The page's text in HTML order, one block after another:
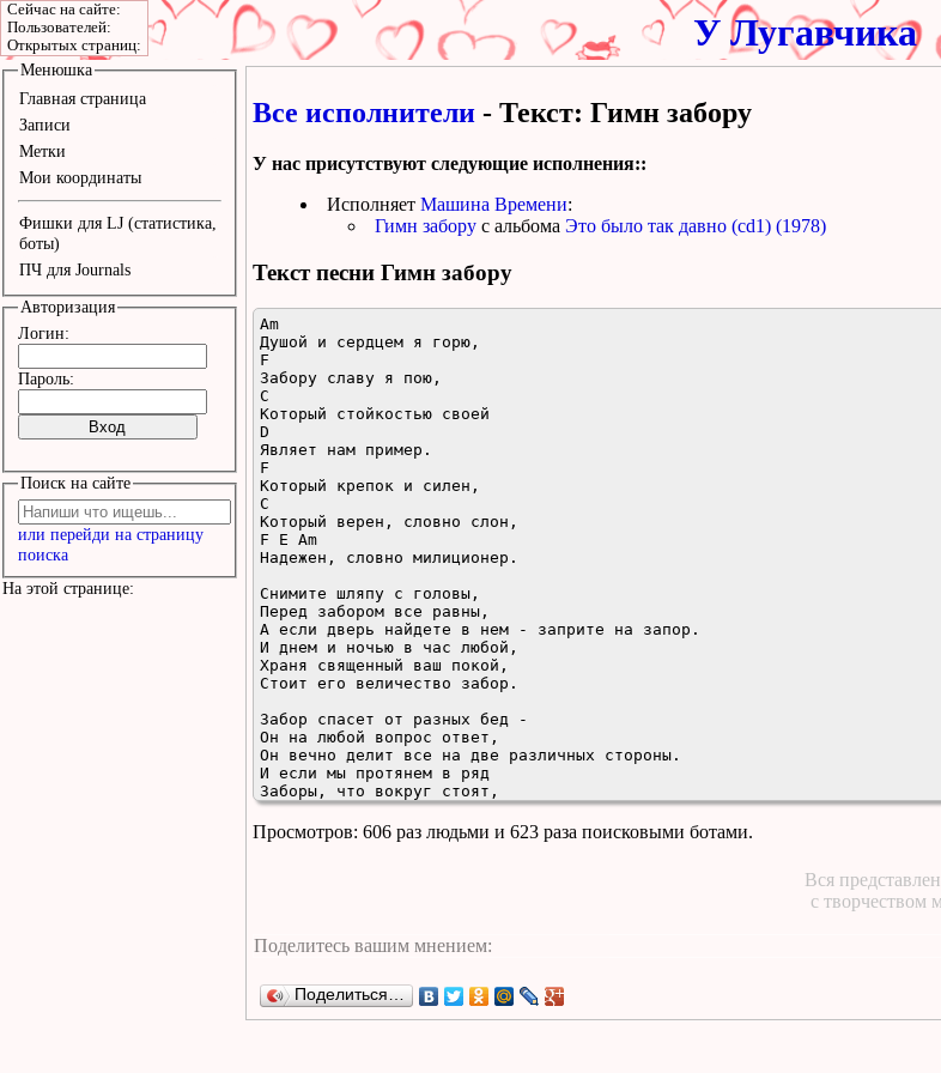
У Лугавчика
Все исполнители - Текст: Гимн забору
У нас присутствуют следующие исполнения::
Исполняет Машина Времени:
Гимн забору с альбома Это было так давно (cd1) (1978)
Текст песни Гимн забору
Am
Душой и сердцем я горю,
F
Забору славу я пою,
C
Который стойкостью своей
D
Являет нам пример.
F
Который крепок и силен,
C
Который верен, словно слон,
F E Am
Надежен, словно милиционер.
Снимите шляпу с головы,
Перед забором все равны,
А если дверь найдете в нем - заприте на запор.
И днем и ночью в час любой,
Храня священный ваш покой,
Стоит его величество забор.
Забор спасет от разных бед -
Он на любой вопрос ответ,
Он вечно делит все на две различных стороны.
И если мы протянем в ряд
Заборы, что вокруг стоят,
Они легко достанут до луны.
Забор всегда непобедим,
Тогда построй еще один забор.
Просмотров: 606 раз людьми и 623 раза поисковыми ботами.
Вся
с творчеством
Поделиться…
Менюшка
Главная страница
Записи
Метки
Мои координаты
Фишки для LJ (статистика,
боты)
ПЧ для Journals
Авторизация
Логин:
Пароль:
Поиск на сайте
или перейди на страницу
поиска
На этой странице:
Сейчас на сайте:
Пользователей:
Открытых страниц: